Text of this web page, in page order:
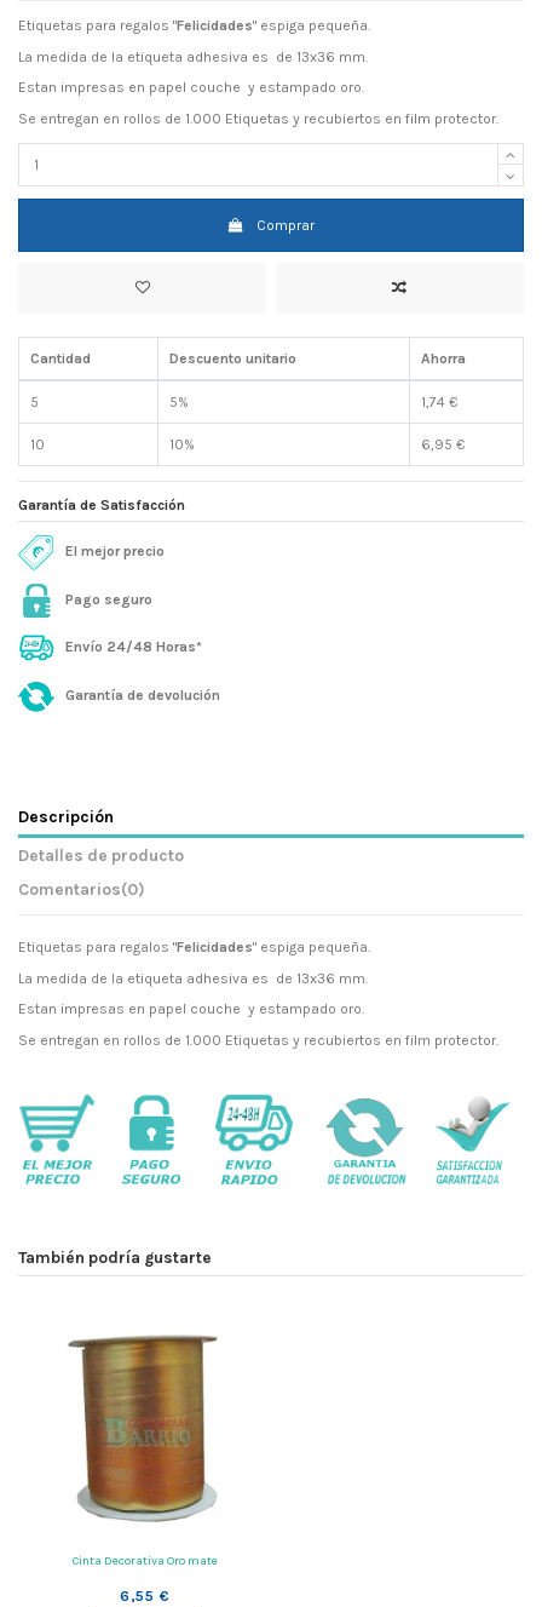
Etiquetas para regalos "Felicidades" espiga pequeña.
La medida de la etiqueta adhesiva es de 13x36 mm.
Estan impresas en papel couche y estampado oro.
Se entregan en rollos de 1.000 Etiquetas y recubiertos en film protector.
Comprar
Cantidad Descuento unitario Ahorra
5 5% 1,74 €
10 10% 6,95 €
Garantía de Satisfacción
El mejor precio
Pago seguro
Envío 24/48 Horas*
Garantía de devolución
Descripción
Detalles de producto
Comentarios(0)
Etiquetas para regalos "Felicidades" espiga pequeña.
La medida de la etiqueta adhesiva es de 13x36 mm.
Estan impresas en papel couche y estampado oro.
Se entregan en rollos de 1.000 Etiquetas y recubiertos en film protector.
También podría gustarte
Cinta Decorativa Oro mate
6,55 €